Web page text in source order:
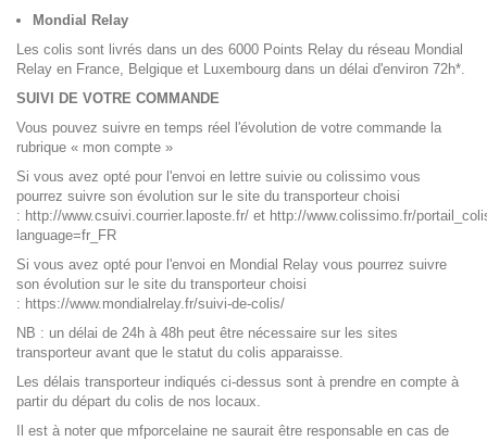
Mondial Relay
Les colis sont livrés dans un des 6000 Points Relay du réseau Mondial
Relay en France, Belgique et Luxembourg dans un délai d'environ 72h*.
SUIVI DE VOTRE COMMANDE
Vous pouvez suivre en temps réel l'évolution de votre commande la
rubrique « mon compte »
Si vous avez opté pour l'envoi en lettre suivie ou colissimo vous
pourrez suivre son évolution sur le site du transporteur choisi
: http://www.csuivi.courrier.laposte.fr/ et http://www.colissimo.fr/
language=fr_FR
Si vous avez opté pour l'envoi en Mondial Relay vous pourrez suivre
son évolution sur le site du transporteur choisi
: https://www.mondialrelay.fr/suivi-de-colis/
NB : un délai de 24h à 48h peut être nécessaire sur les sites
transporteur avant que le statut du colis apparaisse.
Les délais transporteur indiqués ci-dessus sont à prendre en compte à
partir du départ du colis de nos locaux.
Il est à noter que mfporcelaine ne saurait être responsable en cas de